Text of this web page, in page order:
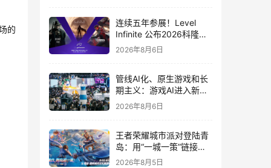
的
连续五年参展！Level
Infinite 公布2026科隆游
戏展产品阵容
2026年8月6日
管线AI化、原生游戏和长
期主义：游戏AI进入新共
识时代
2026年8月6日
王者荣耀城市派对登陆青
岛：用“一城一策”链接海
洋场景，以双向奔赴带动
2026年8月5日